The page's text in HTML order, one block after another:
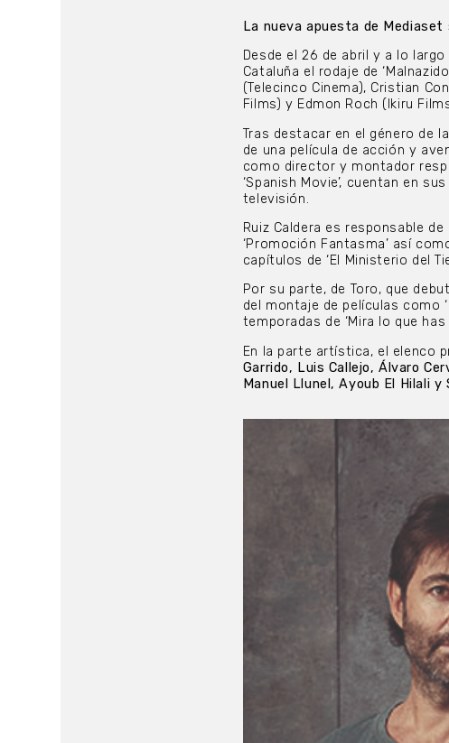
La nueva apuesta de
Desde el 26 de abril y a lo
Cataluña el rodaje de
(Telecinco Cinema), Cristian
Films) y Edmon Roch (Ikiru
Tras destacar en el género de
de una película de acción y
como director y montador
‘Spanish Movie’, cuentan en
televisión.
Ruiz Caldera es responsable
‘Promoción Fantasma’ así
capítulos de ‘El Ministerio del
Por su parte, de Toro, que
del montaje de películas como
temporadas de ‘Mira lo que has
En la parte artística, el elenco
Garrido, Luis Callejo, Álvaro
Manuel Llunel, Ayoub El Hilali y